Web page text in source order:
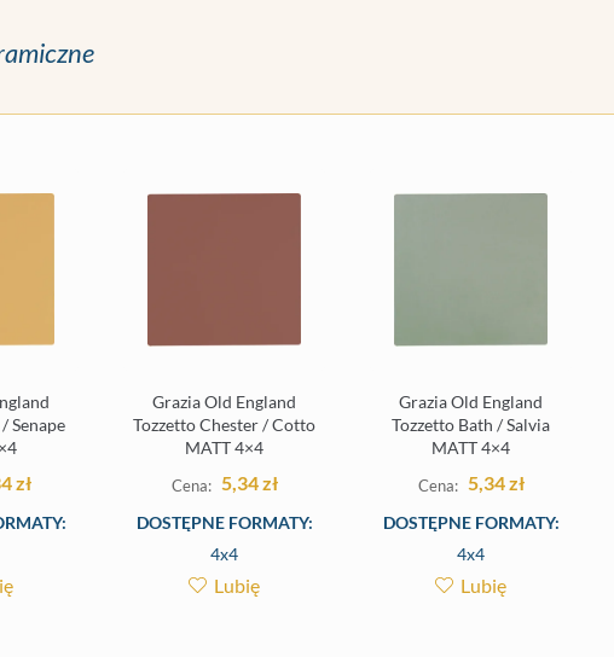
Senape
zł
Grazia Old England
Tozzetto Chester / Cotto
MATT 4×4
5,34zł
DOSTĘPNE FORMATY:
4x4
Lubię
Grazia Old England
Tozzetto Bath / Salvia
MATT 4×4
5,34zł
DOSTĘPNE FORMATY:
4x4
Lubię